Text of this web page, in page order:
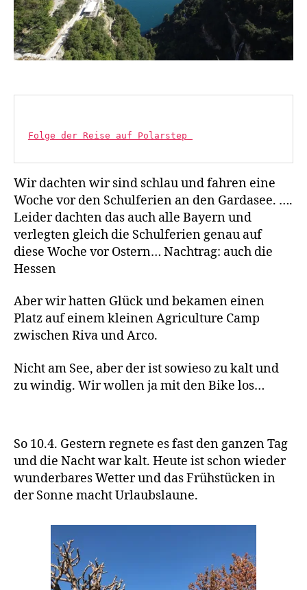
Folge der Reise auf Polarstep
Wir dachten wir sind schlau und fahren eine
Woche vor den Schulferien an den Gardasee. ….
Leider dachten das auch alle Bayern und
verlegten gleich die Schulferien genau auf
diese Woche vor Ostern… Nachtrag: auch die
Hessen
Aber wir hatten Glück und bekamen einen
Platz auf einem kleinen Agriculture Camp
zwischen Riva und Arco.
Nicht am See, aber der ist sowieso zu kalt und
zu windig. Wir wollen ja mit den Bike los…
So 10.4. Gestern regnete es fast den ganzen Tag
und die Nacht war kalt. Heute ist schon wieder
wunderbares Wetter und das Frühstücken in
der Sonne macht Urlaubslaune.